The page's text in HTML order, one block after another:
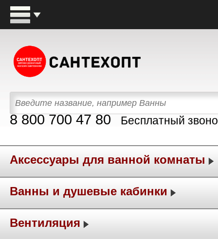
8 800 700 47 80 Бесплатный
Аксессуары для ванной комнаты
Ванны и душевые кабинки
Вентиляция